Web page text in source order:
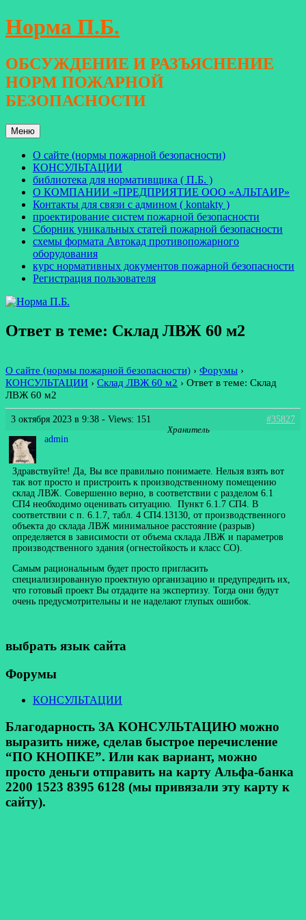
Перейти
к
Норма П.Б.
ОБСУЖДЕНИЕ И РАЗЪЯСНЕНИЕ
НОРМ ПОЖАРНОЙ
БЕЗОПАСНОСТИ
Меню
О сайте (нормы пожарной безопасности)
КОНСУЛЬТАЦИИ
библиотека для нормативщика ( П.Б. )
О КОМПАНИИ «ПРЕДПРИЯТИЕ ООО «АЛЬТАИР»
Контакты для связи с админом ( kontakty )
проектирование систем пожарной безопасности
Сборник уникальных статей пожарной безопасности
схемы формата Автокад противопожарного
оборудования
курс нормативных документов пожарной безопасности
Регистрация пользователя
Ответ в теме: Склад ЛВЖ 60 м2
О сайте (нормы пожарной безопасности) › Форумы ›
КОНСУЛЬТАЦИИ › Склад ЛВЖ 60 м2 › Ответ в теме: Склад
ЛВЖ 60 м2
3 октября 2023 в 9:38 - Views: 151
#35827
admin
Хранитель
Здравствуйте! Да, Вы все правильно понимаете. Нельзя взять вот
так вот просто и пристроить к производственному помещению
склад ЛВЖ. Совершенно верно, в соответствии с разделом 6.1
СП4 необходимо оценивать ситуацию. Пункт 6.1.7 СП4. В
соответствии с п. 6.1.7, табл. 4 СП4.13130, от производственного
объекта до склада ЛВЖ минимальное расстояние (разрыв)
определяется в зависимости от объема склада ЛВЖ и параметров
производственного здания (огнестойкость и класс СО).
Самым рациональным будет просто пригласить
специализированную проектную организацию и предупредить их,
что готовый проект Вы отдадите на экспертизу. Тогда они будут
очень предусмотрительны и не наделают глупых ошибок.
выбрать язык сайта
Форумы
КОНСУЛЬТАЦИИ
Благодарность ЗА КОНСУЛЬТАЦИЮ можно
выразить ниже, сделав быстрое перечисление
“ПО КНОПКЕ”. Или как вариант, можно
просто деньги отправить на карту Альфа-банка
2200 1523 8395 6128 (мы привязали эту карту к
сайту).